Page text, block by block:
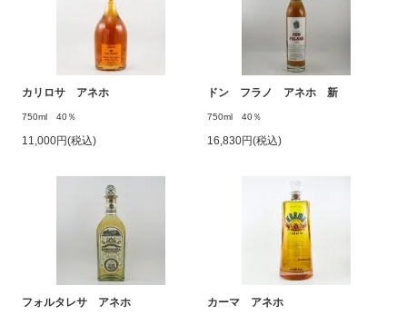
カリロサ アネホ
750ml 40％
11,000円(税込)
ドン フラノ アネホ 新
750ml 40％
16,830円(税込)
フォルタレサ アネホ カーマ アネホ